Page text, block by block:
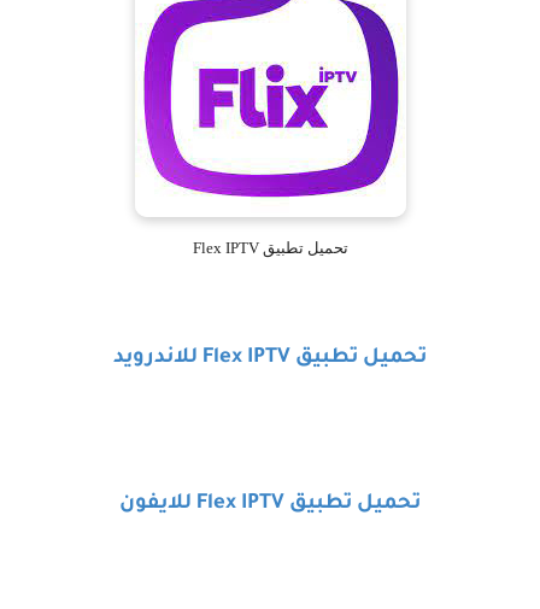
تحميل تطبيق Flex IPTV
تحميل تطبيق Flex IPTV للاندرويد
تحميل تطبيق Flex IPTV للايفون